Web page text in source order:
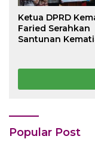
Ketua DPRD
Faried Serahkan
Santunan
Juta kepada Ahli
Popular Post